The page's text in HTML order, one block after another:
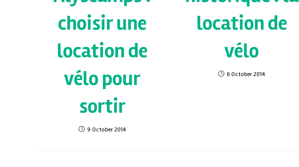
choisir une
location de
vélo pour
sortir
9 October 2014
location de
vélo
6 October 2014